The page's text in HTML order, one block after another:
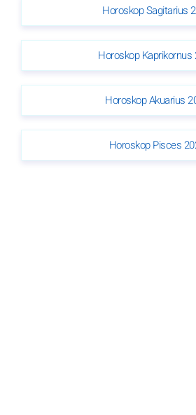
Horoskop Sagitarius
Horoskop Kaprikornus
Horoskop Akuarius
Horoskop Pisces